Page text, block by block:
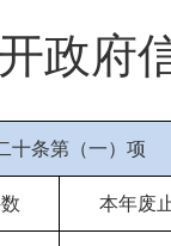
政府
十条第（一）项
本年废